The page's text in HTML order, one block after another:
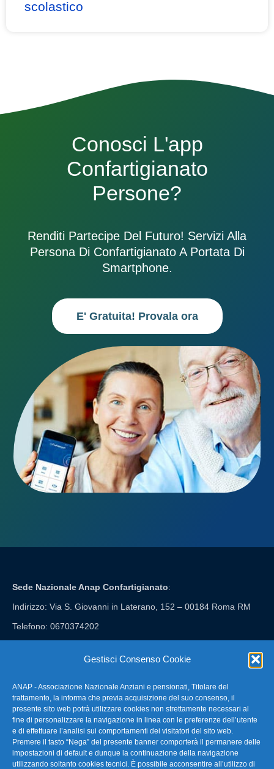
Gestisci Consenso Cookie
ANAP - Associazione Nazionale Anziani e pensionati, Titolare del
trattamento, la informa che previa acquisizione del suo consenso, il
presente sito web potrà utilizzare cookies non strettamente necessari al
fine di personalizzare la navigazione in linea con le preferenze dell’utente
e di effettuare l’analisi sui comportamenti dei visitatori del sito web.
Premere il tasto “Nega” del presente banner comporterà il permanere delle
impostazioni di default e dunque la continuazione della navigazione
utilizzando soltanto cookies tecnici. È possibile acconsentire all’utilizzo di
scolastico
Conosci L'app
Confartigianato
Persone?
Renditi Partecipe Del Futuro! Servizi Alla
Persona Di Confartigianato A Portata Di
Smartphone.
E' Gratuita! Provala ora
Sede Nazionale Anap Confartigianato:
Indirizzo: Via S. Giovanni in Laterano, 152 – 00184 Roma RM
Telefono: 0670374202
FAQ – Domande Frequenti
La nostra Newsletter
Link Utili